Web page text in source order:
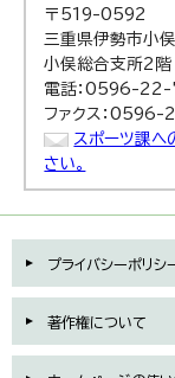
〒519-0592
三重県伊勢市小
小俣総合支所2階
電話：0596-22-
ファクス：
スポーツ課へ
さい。
プライバシーポリシ
著作権について